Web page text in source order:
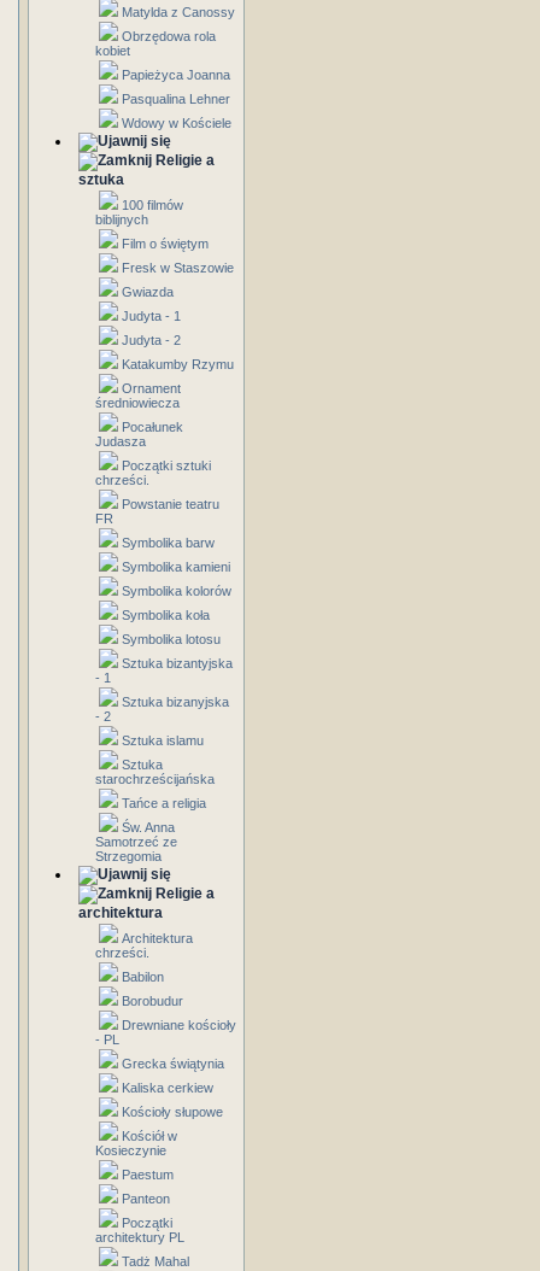
Matylda z Canossy
Obrzędowa rola
kobiet
Papieżyca Joanna
Pasqualina Lehner
Wdowy w Kościele
Religie a
sztuka
100 filmów
biblijnych
Film o świętym
Fresk w Staszowie
Gwiazda
Judyta - 1
Judyta - 2
Katakumby Rzymu
Ornament
średniowiecza
Pocałunek
Judasza
Początki sztuki
chrześci.
Powstanie teatru
FR
Symbolika barw
Symbolika kamieni
Symbolika kolorów
Symbolika koła
Symbolika lotosu
Sztuka bizantyjska
- 1
Sztuka bizanyjska
- 2
Sztuka islamu
Sztuka
starochrześcijańska
Tańce a religia
Św. Anna
Samotrzeć ze
Strzegomia
Religie a
architektura
Architektura
chrześci.
Babilon
Borobudur
Drewniane kościoły
- PL
Grecka świątynia
Kaliska cerkiew
Kościoły słupowe
Kościół w
Kosieczynie
Paestum
Panteon
Początki
architektury PL
Tadż Mahal